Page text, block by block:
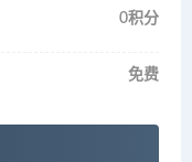
0积分
免费